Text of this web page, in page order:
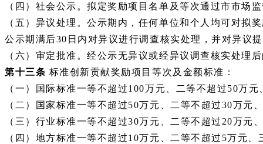
（四）社会公示。拟定奖励项目名单及等次通过市市场
（五）异议处理。公示期内，任何单位和个人均可对拟
公示期满后30日内对异议进行调查核实处理，并对异议
（六）审定批准。经公示无异议或经异议调查核实处理
第十三条 标准创新贡献奖励项目等次及金额标准：
（一）国际标准一等不超过100万元、二等不超过50万
（二）国家标准一等不超过50万元、二等不超过30万元
（三）行业标准一等不超过30万元、二等不超过20万元
（四）地方标准一等不超过10万元、二等不超过5万元、